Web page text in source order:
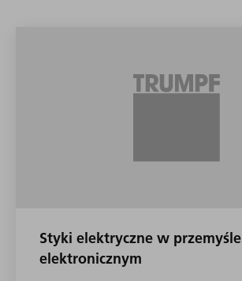
Styki elektryczne w przemyśle
elektronicznym